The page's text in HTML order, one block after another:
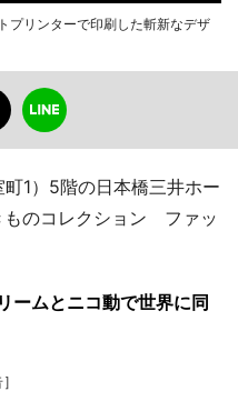
プリンターで印刷した斬新なデザ
1）5階の日本橋三井ホー
ものコレクション ファッ
ームとニコ動で世界に同